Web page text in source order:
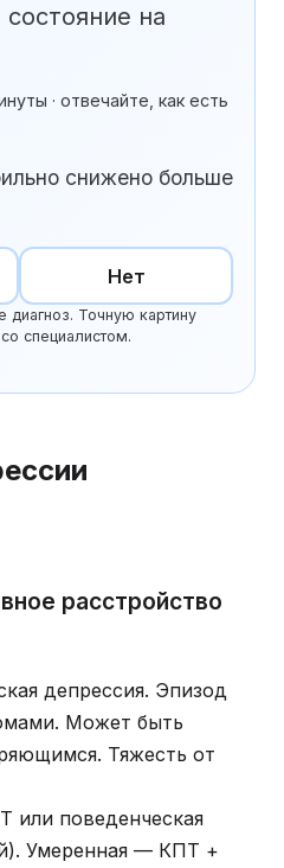
на
· отвечайте, как есть
снижено больше
Нет
Точную картину
специалистом.
расстройство
депрессия. Эпизод
Может быть
Тяжесть от
или поведенческая
Умеренная — КПТ +